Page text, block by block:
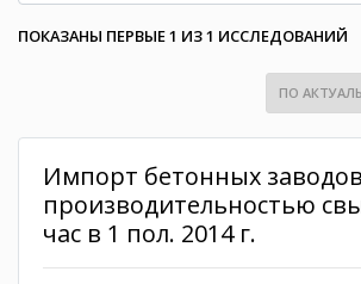
ПОКАЗАНЫ ПЕРВЫЕ 1 ИЗ 1 ИССЛЕДОВАНИЙ
Импорт бетонных
производительностью
час в 1 пол. 2014 г.